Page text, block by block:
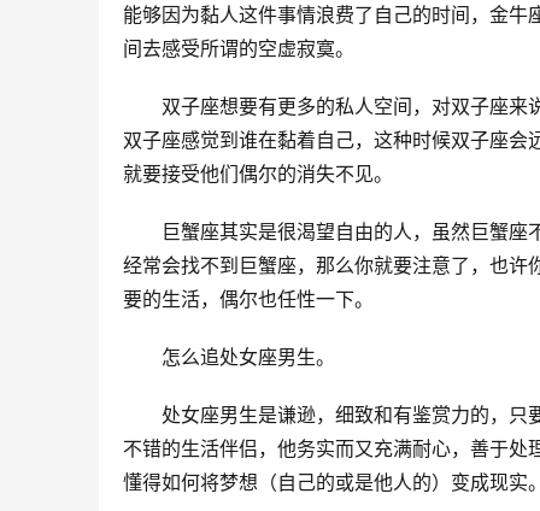
能够因为黏人这件事情浪费了自己的时间，金
间去感受所谓的空虚寂寞。
双子座想要有更多的私人空间，对双子座来
双子座感觉到谁在黏着自己，这种时候双子座
就要接受他们偶尔的消失不见。
巨蟹座其实是很渴望自由的人，虽然巨蟹座
经常会找不到巨蟹座，那么你就要注意了，也
要的生活，偶尔也任性一下。
怎么追处女座男生。
处女座男生是谦逊，细致和有鉴赏力的，只
不错的生活伴侣，他务实而又充满耐心，善于
懂得如何将梦想（自己的或是他人的）变成现实